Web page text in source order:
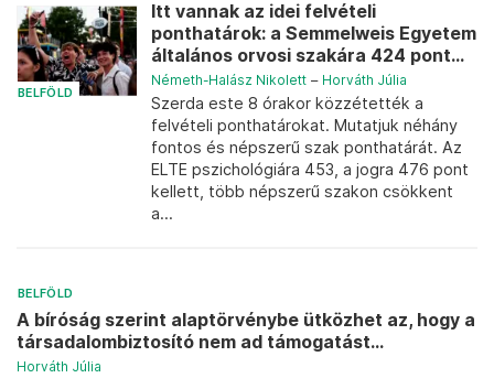
BELFÖLD
Itt vannak az idei felvételi
ponthatárok: a Semmelweis Egyetem
általános orvosi szakára 424 pont...
Németh-Halász Nikolett – Horváth Júlia
Szerda este 8 órakor közzétették a
felvételi ponthatárokat. Mutatjuk néhány
fontos és népszerű szak ponthatárát. Az
ELTE pszichológiára 453, a jogra 476 pont
kellett, több népszerű szakon csökkent
a...
BELFÖLD
A bíróság szerint alaptörvénybe ütközhet az, hogy a
társadalombiztosító nem ad támogatást...
Horváth Júlia